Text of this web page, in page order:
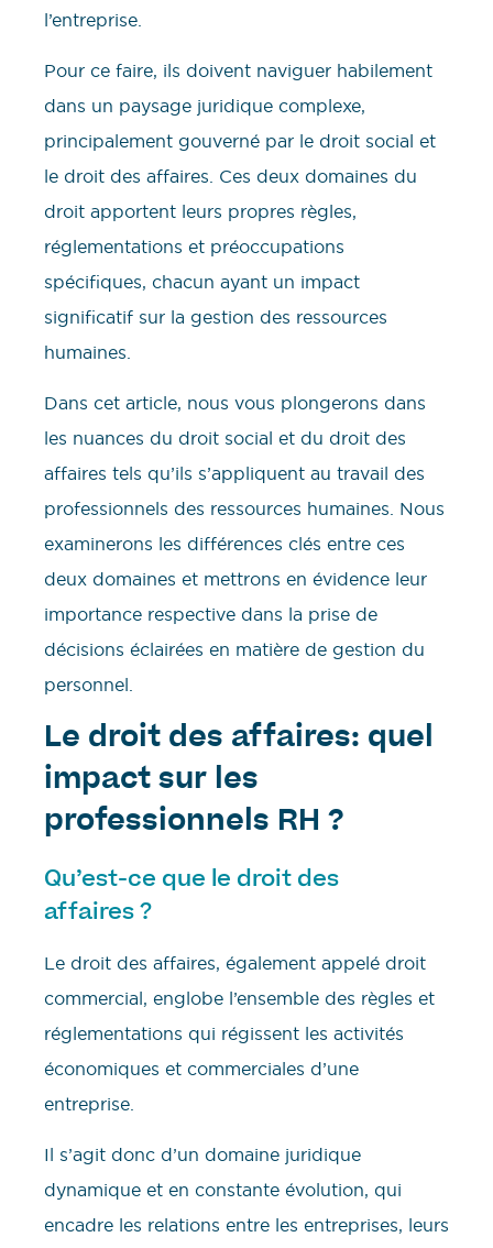
l’entreprise.
Pour ce faire, ils doivent naviguer habilement
dans un paysage juridique complexe,
principalement gouverné par le droit social et
le droit des affaires. Ces deux domaines du
droit apportent leurs propres règles,
réglementations et préoccupations
spécifiques, chacun ayant un impact
significatif sur la gestion des ressources
humaines.
Dans cet article, nous vous plongerons dans
les nuances du droit social et du droit des
affaires tels qu’ils s’appliquent au travail des
professionnels des ressources humaines. Nous
examinerons les différences clés entre ces
deux domaines et mettrons en évidence leur
importance respective dans la prise de
décisions éclairées en matière de gestion du
personnel.
Le droit des affaires: quel
impact sur les
professionnels RH ?
Qu’est-ce que le droit des
affaires ?
Le droit des affaires, également appelé droit
commercial, englobe l’ensemble des règles et
réglementations qui régissent les activités
économiques et commerciales d’une
entreprise.
Il s’agit donc d’un domaine juridique
dynamique et en constante évolution, qui
encadre les relations entre les entreprises, leurs